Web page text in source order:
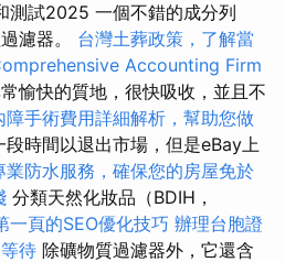
測試2025 一個不錯的成分列
濾器。 台灣土葬政策，了解當
Accounting Firm
愉快的質地，很快吸收，並且不
障手術費用詳細解析，幫助您做
時間以退出市場，但是eBay上
業防水服務，確保您的房屋免於
分類天然化妝品（BDIH，
一頁的SEO優化技巧 辦理台胞證
待 除礦物質過濾器外，它還含